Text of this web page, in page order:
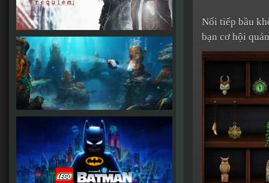
Nối tiếp bầu
bạn cơ hội